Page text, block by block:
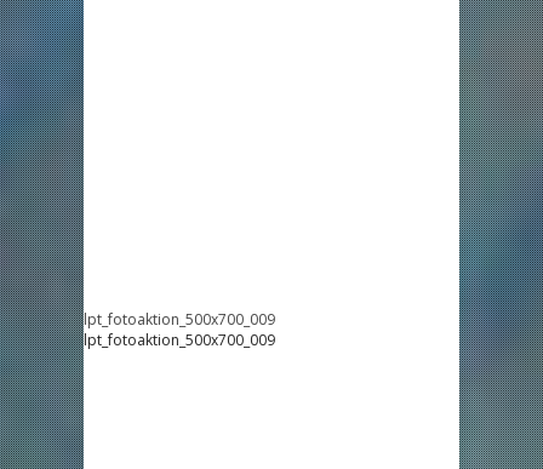
lpt_fotoaktion_500x700_009
lpt_fotoaktion_500x700_009